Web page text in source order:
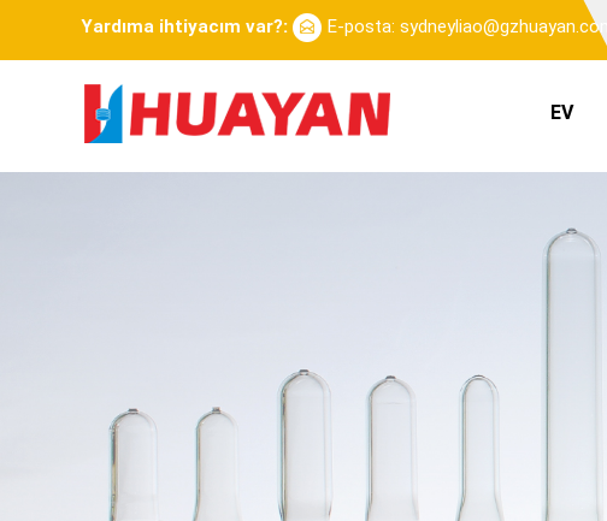
Yardıma ihtiyacım var?: E-posta: sydneyliao@gzhuayan.com
EV